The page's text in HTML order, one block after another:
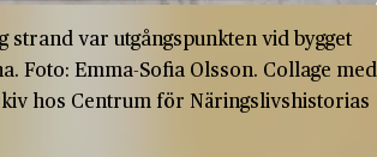
strand var utgångspunkten vid bygget
Foto: Emma-Sofia Olsson. Collage med
hos Centrum för Näringslivshistorias